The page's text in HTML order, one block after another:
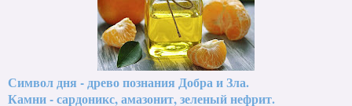
Символ дня - древо познания Добра и Зла.
Камни - сардоникс, амазонит, зеленый нефрит.